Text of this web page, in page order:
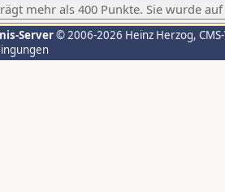
mehr als 400 Punkte. Sie wurde
Server© 2006-2026 Heinz Herzog,